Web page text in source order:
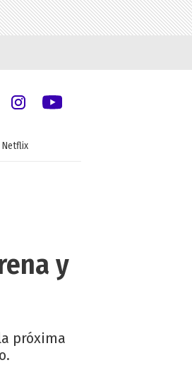
Netflix
y
próxima